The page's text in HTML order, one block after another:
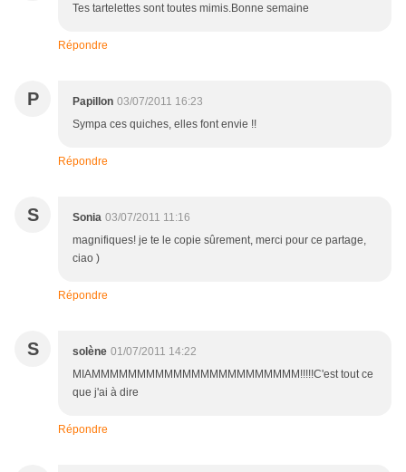
Tes tartelettes sont toutes mimis.Bonne semaine
Répondre
P Papillon 03/07/2011 16:23
Sympa ces quiches, elles font envie !!
Répondre
S Sonia 03/07/2011 11:16
magnifiques! je te le copie sûrement, merci pour ce partage,
ciao )
Répondre
S solène 01/07/2011 14:22
MIAMMMMMMMMMMMMMMMMMMMMMMM!!!!!C'est tout ce
que j'ai à dire
Répondre